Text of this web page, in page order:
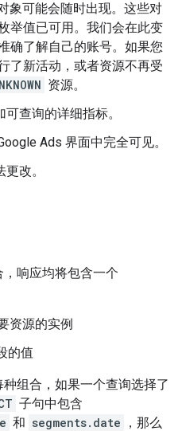
象可能会随时出现。这些对
举值已可用。我们会在此变
确了解自己的账号。如果您
了新活动，或者资源不再受
资源。
查询的详细指标。
Ads 界面中完全可见。
改。
响应均将包含一个
资源的实例
的值
组合，如果一个查询选择了
子句中包含
和 segments.date
，那么